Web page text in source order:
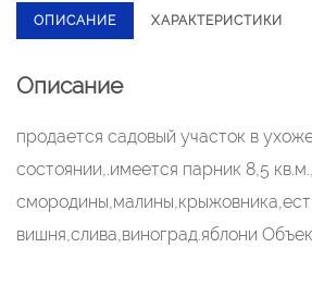
ОПИСАНИЕ ХАРАКТЕРИСТИКИ
Описание
продается садовый участок в
состоянии,.имеется парник 8,5
вишня,слива,виноград.яблони